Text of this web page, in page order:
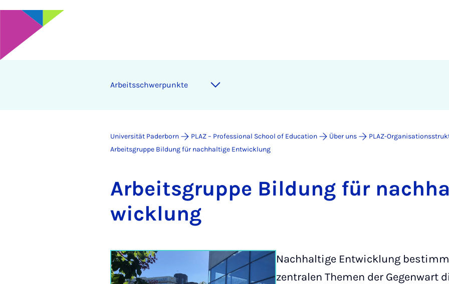
Ar­beits­schwer­punk­te
Universität Paderborn PLAZ – Professional School of Education Über uns
PLAZ-
Arbeitsgruppe Bildung für nachhaltige Entwicklung
Ar­beits­grup­pe Bil­dung für
wick­lung
Nachhaltige Entwicklung
zentralen Themen der Gegenwart